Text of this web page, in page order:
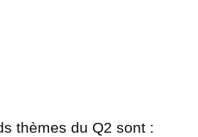
thèmes du Q2 sont :